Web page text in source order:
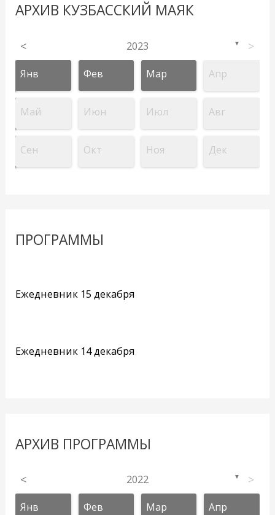
АРХИВ КУЗБАССКИЙ МАЯК
< 2023 ▼ >
Янв Фев Мар Апр
Май Июн Июл Авг
Сен Окт Ноя Дек
ПРОГРАММЫ
Ежедневник 15 декабря
Ежедневник 14 декабря
АРХИВ ПРОГРАММЫ
< 2022 ▼ >
Янв Фев Мар Апр